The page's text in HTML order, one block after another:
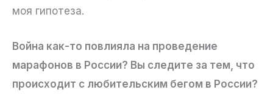
моя гипотеза.
Война как-то повлияла на проведение
марафонов в России? Вы следите за тем, что
происходит с любительским бегом в России?